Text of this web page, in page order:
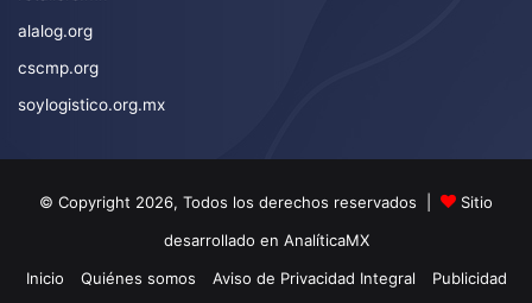
alalog.org
cscmp.org
soylogistico.org.mx
© Copyright 2026, Todos los derechos reservados |
Sitio
desarrollado en AnalíticaMX
Inicio
Quiénes somos Aviso de Privacidad Integral Publicidad